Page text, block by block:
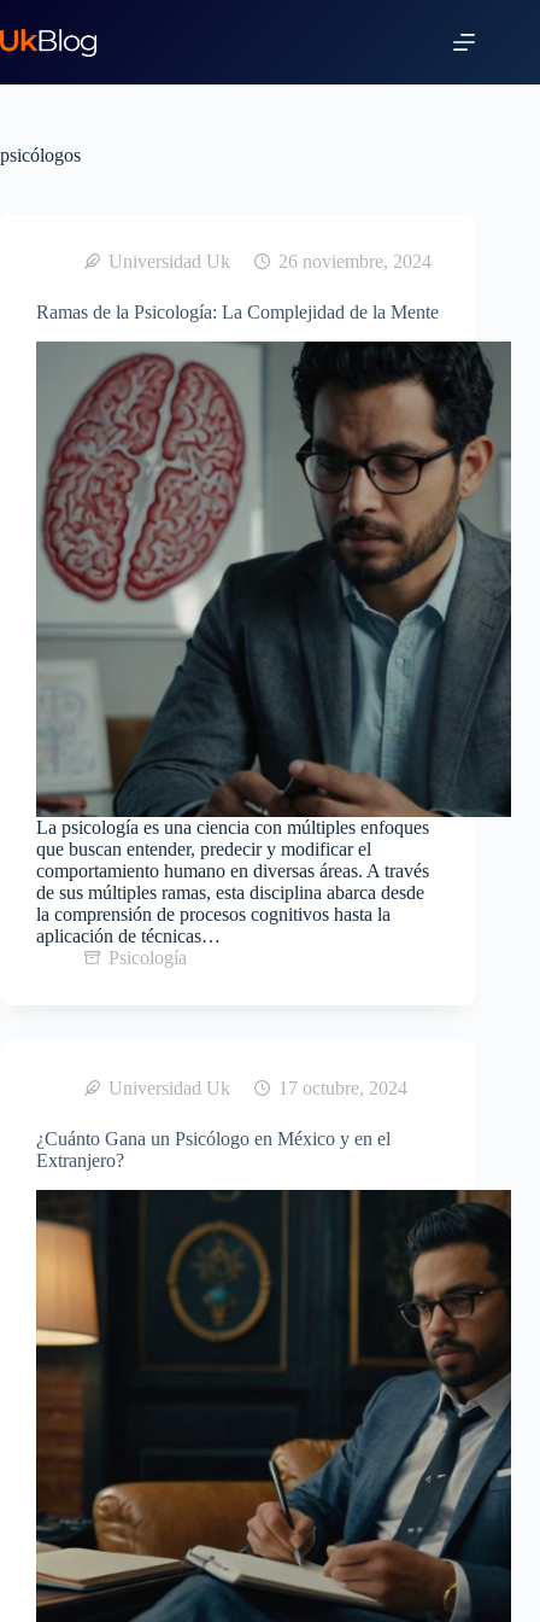
psicólogos
Universidad Uk 26 noviembre, 2024
Ramas de la Psicología: La Complejidad de la Mente
La psicología es una ciencia con múltiples enfoques
que buscan entender, predecir y modificar el
comportamiento humano en diversas áreas. A través
de sus múltiples ramas, esta disciplina abarca desde
la comprensión de procesos cognitivos hasta la
aplicación de técnicas…
Psicología
Universidad Uk 17 octubre, 2024
¿Cuánto Gana un Psicólogo en México y en el
Extranjero?